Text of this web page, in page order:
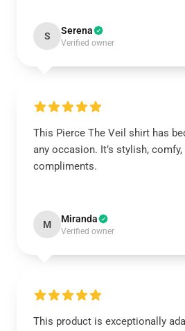
S Serena
Verified owner
This Pierce The Veil shirt has
any occasion. It’s stylish,
compliments.
M Miranda
Verified owner
This product is exceptionally